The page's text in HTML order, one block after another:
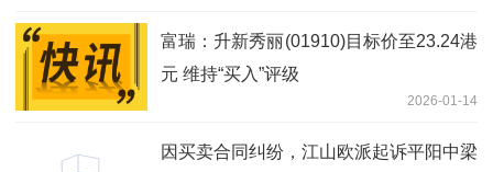
富瑞：升新秀丽(01910)目标价至23.24港
元 维持“买入”评级
2026-01-14
因买卖合同纠纷，江山欧派起诉平阳中梁